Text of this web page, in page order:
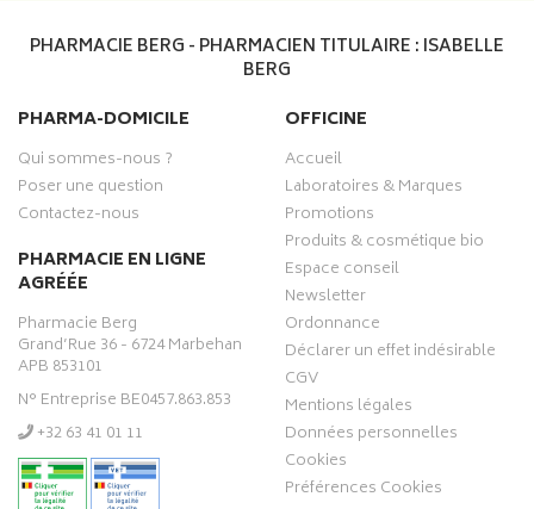
PHARMACIE BERG - PHARMACIEN TITULAIRE : ISABELLE
BERG
PHARMA-DOMICILE
Qui sommes-nous ?
Poser une question
Contactez-nous
PHARMACIE EN LIGNE
AGRÉÉE
Pharmacie Berg
Grand’Rue 36 - 6724 Marbehan
APB 853101
N° Entreprise BE0457.863.853
‭+32 63 41 01 11‬
OFFICINE
Accueil
Laboratoires & Marques
Promotions
Produits & cosmétique bio
Espace conseil
Newsletter
Ordonnance
Déclarer un effet indésirable
CGV
Mentions légales
Données personnelles
Cookies
Préférences Cookies